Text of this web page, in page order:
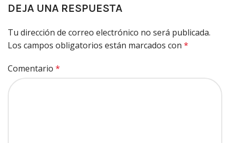
DEJA UNA RESPUESTA
Tu dirección de correo electrónico no será publicada.
Los campos obligatorios están marcados con *
Comentario *